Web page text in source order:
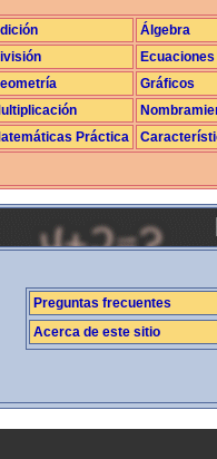
Álgebra
Ecuaciones
Gráficos
Práctica
Preguntas frecuentes
Acerca de este sitio